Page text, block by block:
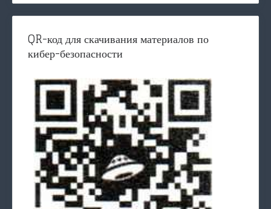
QR-код для скачивания материалов по
кибер-безопасности